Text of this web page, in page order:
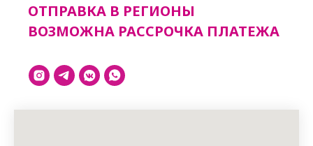
ОТПРАВКА В РЕГИОНЫ
ВОЗМОЖНА РАССРОЧКА ПЛАТЕЖА